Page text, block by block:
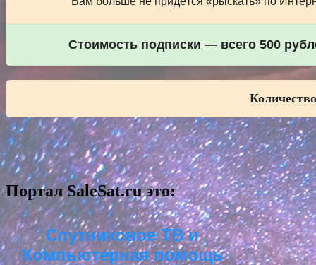
Стоимость подписки — всего 500
Портал SaleSat.ru это:
Спутниковое ТВ и
Компьютерная помощь